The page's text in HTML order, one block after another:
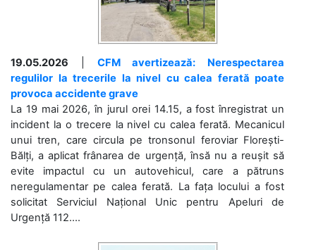
19.05.2026
CFM avertizează: Nerespectarea
regulilor la trecerile la nivel cu calea ferată poate
provoca accidente grave
La 19 mai 2026, în jurul orei 14.15, a fost înregistrat un
incident la o trecere la nivel cu calea ferată. Mecanicul
unui tren, care circula pe tronsonul feroviar Florești-
Bălți, a aplicat frânarea de urgență, însă nu a reușit să
evite impactul cu un autovehicul, care a pătruns
neregulamentar pe calea ferată. La fața locului a fost
solicitat Serviciul Național Unic pentru Apeluri de
Urgență 112....